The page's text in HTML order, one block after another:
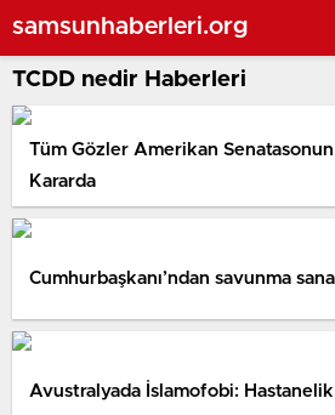
samsunhaberleri.org
TCDD nedir Haberleri
Tüm Gözler Amerikan
Kararda
Cumhurbaşkanı’ndan savunma
Avustralyada İslamofobi: Hastanelik